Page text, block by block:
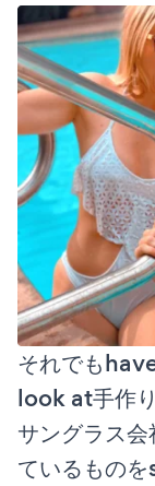
それでも
look at手作
サングラス
ているもの